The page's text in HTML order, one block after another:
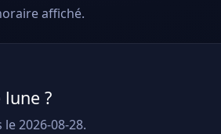
affiché.
?
2026-08-28.